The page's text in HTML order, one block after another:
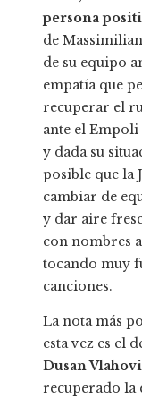
persona
de
de su equipo
empatía que
recuperar el
ante el Empoli
y dada su
posible que la
cambiar de
y dar aire
con nombres
tocando muy
canciones.
La nota más
esta vez es el
Dusan
recuperado la